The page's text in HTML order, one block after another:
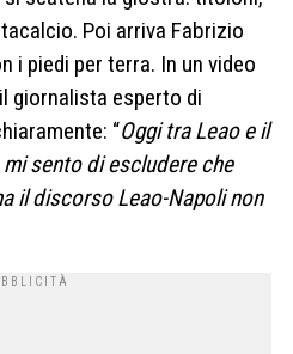
Poi arriva Fabrizio
i piedi per terra. In un video
giornalista esperto di
“Oggi tra Leao e il
mi sento di escludere che
il discorso Leao-Napoli non